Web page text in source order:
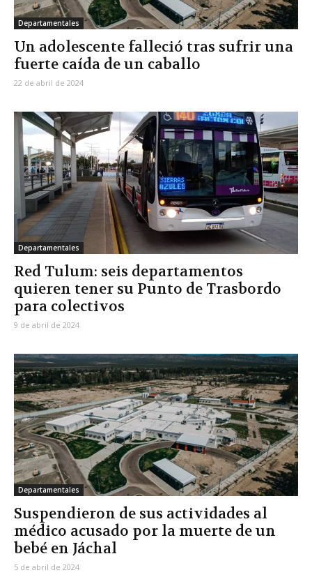
Departamentales
Un adolescente falleció tras sufrir una
fuerte caída de un caballo
22 de abril de 2024
Departamentales
Red Tulum: seis departamentos
quieren tener su Punto de Trasbordo
para colectivos
9 de abril de 2024
Departamentales
Suspendieron de sus actividades al
médico acusado por la muerte de un
bebé en Jáchal
5 de abril de 2024